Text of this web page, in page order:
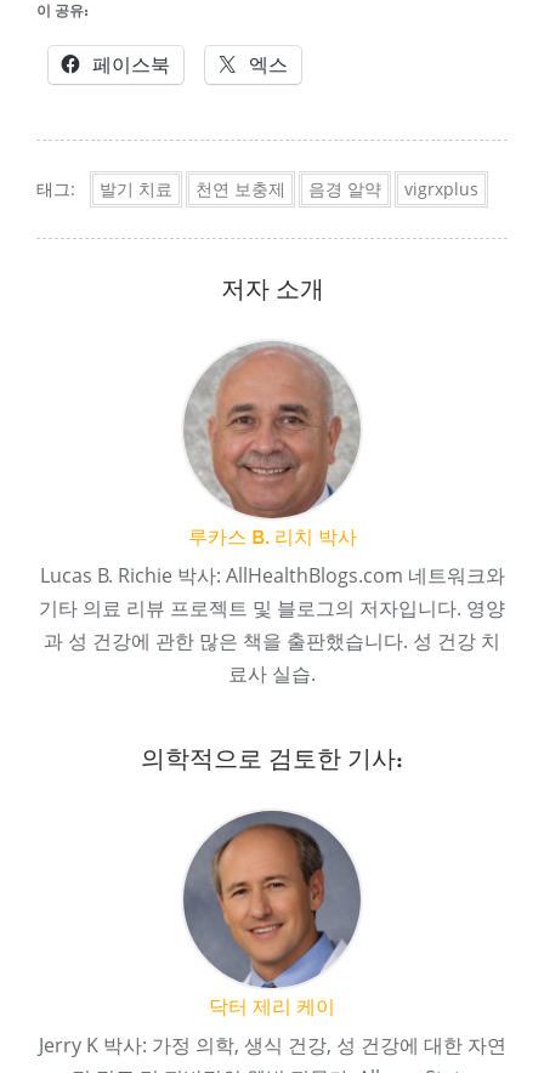
이 공유:
페이스북 엑스
태그: 발기 치료 천연 보충제 음경 알약 vigrxplus
저자 소개
루카스 B. 리치 박사
Lucas B. Richie 박사: AllHealthBlogs.com 네트워크와
기타 의료 리뷰 프로젝트 및 블로그의 저자입니다. 영양
과 성 건강에 관한 많은 책을 출판했습니다. 성 건강 치
료사 실습.
의학적으로 검토한 기사:
닥터 제리 케이
Jerry K 박사: 가정 의학, 생식 건강, 성 건강에 대한 자연